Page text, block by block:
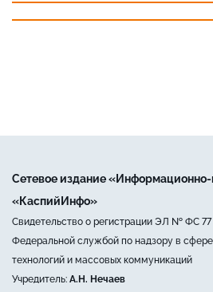
Сетевое издание «Информационно-
«КаспийИнфо»
Свидетельство о регистрации ЭЛ № ФС 77
Федеральной службой по надзору в
технологий и массовых коммуникаций
Учредитель: А.Н. Нечаев